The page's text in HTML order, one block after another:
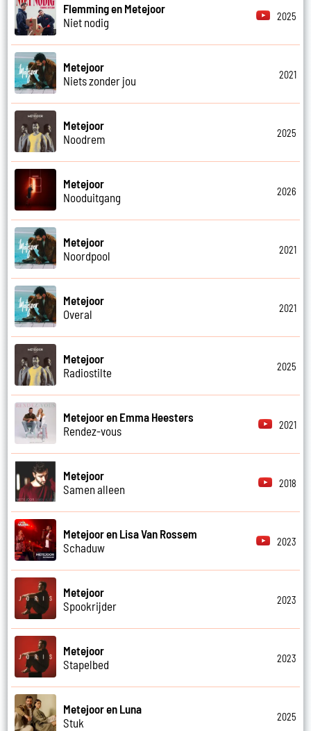
Flemming en Metejoor
Niet nodig
2025
Metejoor
Niets zonder jou
2021
Metejoor
Noodrem
2025
Metejoor
Nooduitgang
2026
Metejoor
Noordpool
2021
Metejoor
Overal
2021
Metejoor
Radiostilte
2025
Metejoor en Emma Heesters
Rendez-vous
2021
Metejoor
Samen alleen
2018
Metejoor en Lisa Van Rossem
Schaduw
2023
Metejoor
Spookrijder
2023
Metejoor
Stapelbed
2023
Metejoor en Luna
Stuk
2025